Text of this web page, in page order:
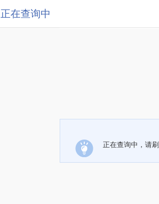
正在查询中
正在查询中，请